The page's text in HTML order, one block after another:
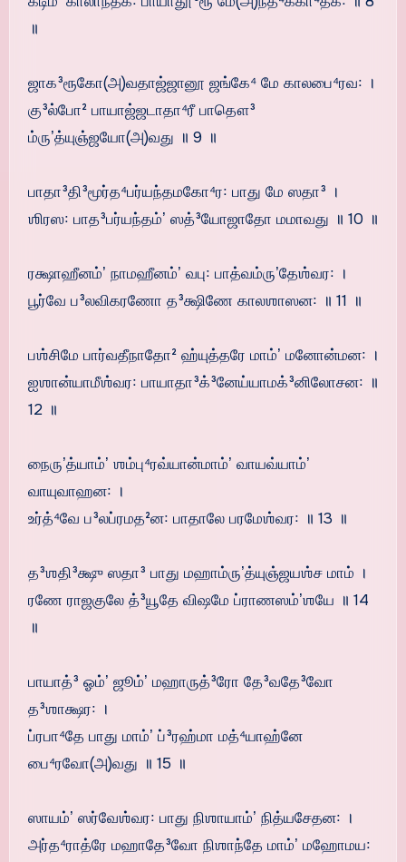
॥
ஜாக³ரூகோ(அ)வதாஜ்ஜானூ ஜங்கே⁴ மே காலபை⁴ரவ꞉ ।
கு³ல்போ² பாயாஜ்ஜடாதா⁴ரீ பாதௌ³
ம்ருʼத்யுஞ்ஜயோ(அ)வது ॥ 9 ॥
பாதா³தி³மூர்த⁴பர்யந்தமகோ⁴ர꞉ பாது மே ஸதா³ ।
ஶிரஸ꞉ பாத³பர்யந்தம்ʼ ஸத்³யோஜாதோ மமாவது ॥ 10 ॥
ரக்ஷாஹீனம்ʼ நாமஹீனம்ʼ வபு꞉ பாத்வம்ருʼதேஶ்வர꞉ ।
பூர்வே ப³லவிகரணோ த³க்ஷிணே காலஶாஸன꞉ ॥ 11 ॥
பஶ்சிமே பார்வதீநாதோ² ஹ்யுத்தரே மாம்ʼ மனோன்மன꞉ ।
ஐஶான்யாமீஶ்வர꞉ பாயாதா³க்³னேய்யாமக்³னிலோசன꞉ ॥
12 ॥
நைருʼத்யாம்ʼ ஶம்பு⁴ரவ்யான்மாம்ʼ வாயவ்யாம்ʼ
வாயுவாஹன꞉ ।
உர்த்⁴வே ப³லப்ரமத²ன꞉ பாதாலே பரமேஶ்வர꞉ ॥ 13 ॥
த³ஶதி³க்ஷு ஸதா³ பாது மஹாம்ருʼத்யுஞ்ஜயஶ்ச மாம் ।
ரணே ராஜகுலே த்³யூதே விஷமே ப்ராணஸம்ʼஶயே ॥ 14
॥
பாயாத்³ ஓம்ʼ ஜூம்ʼ மஹாருத்³ரோ தே³வதே³வோ
த³ஶாக்ஷர꞉ ।
ப்ரபா⁴தே பாது மாம்ʼ ப்³ரஹ்மா மத்⁴யாஹ்னே
பை⁴ரவோ(அ)வது ॥ 15 ॥
ஸாயம்ʼ ஸர்வேஶ்வர꞉ பாது நிஶாயாம்ʼ நித்யசேதன꞉ ।
அர்த⁴ராத்ரே மஹாதே³வோ நிஶாந்தே மாம்ʼ மஹோமய꞉